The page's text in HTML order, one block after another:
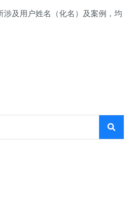
涉及用户姓名（化名）及案例，均